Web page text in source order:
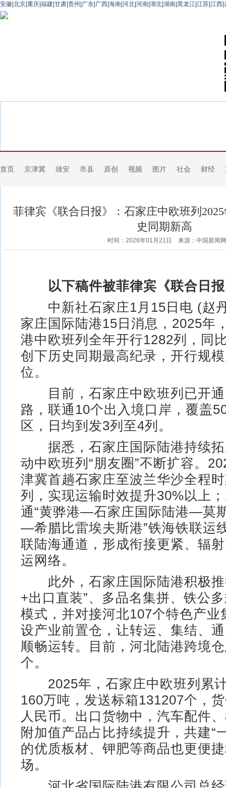
安徽 北京 重庆 福建 甘肃 贵州 广东 广西 海南 河北 河南 湖北 湖南 黑龙江 江苏 江西
首页 京津冀 雄安 市县 原创 视频 图片 社会 财经
菲律宾《联合日报》：石家庄中欧班列
史同期新高
时间：2026年01月21日 来源：中国新闻网
以下稿件被菲律宾《联合日
中新社石家庄1月15日电 (赵
家庄国际陆港15日消息，2025年
港中欧班列全年开行1282列，同
创下历史同期最高纪录，开行规
位。
目前，石家庄中欧班列已开通
路，联通10个出入境口岸，覆盖
区，日均到发3列至4列。
据悉，石家庄国际陆港持续拓
动中欧班列“朋友圈”不断扩容。
津冀首趟石家庄至波兰华沙全程
列，实现运输时效提升30%以上
通“黄骅港—石家庄国际陆港—莫
—希腊比雷埃夫斯港”铁海铁联运
联陆海通道，形成衔接更紧、辐
运网络。
此外，石家庄国际陆港积极推
+出口直装”、多品名集拼、铁公
模式，并对接河北107个特色产业
设产业前置仓，让转运、集结、
顺畅运转。目前，河北陆港跨境
个。
2025年，石家庄中欧班列累
160万吨，发送标箱131207个，
人民币。出口货物中，汽车配件
附加值产品占比持续提升，共建“
的优质板材、钾肥等商品也更便
场。